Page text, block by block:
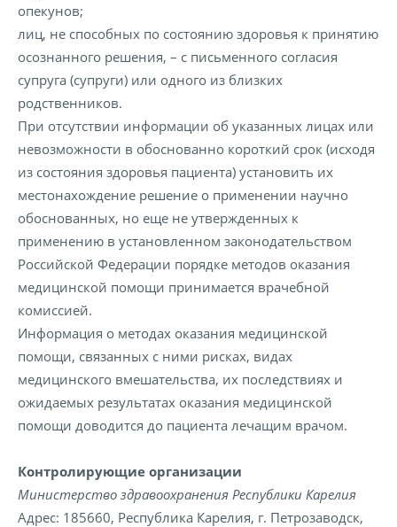
опекунов;
лиц, не способных по состоянию здоровья к принятию
осознанного решения, – с письменного согласия
супруга (супруги) или одного из близких
родственников.
При отсутствии информации об указанных лицах или
невозможности в обоснованно короткий срок (исходя
из состояния здоровья пациента) установить их
местонахождение решение о применении научно
обоснованных, но еще не утвержденных к
применению в установленном законодательством
Российской Федерации порядке методов оказания
медицинской помощи принимается врачебной
комиссией.
Информация о методах оказания медицинской
помощи, связанных с ними рисках, видах
медицинского вмешательства, их последствиях и
ожидаемых результатах оказания медицинской
помощи доводится до пациента лечащим врачом.
Контролирующие организации
Министерство здравоохранения Республики Карелия
Адрес: 185660, Республика Карелия, г. Петрозаводск,